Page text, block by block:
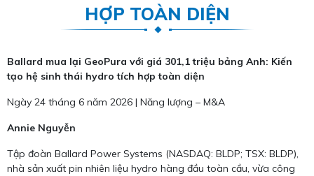
HỢP TOÀN DIỆN
Ballard mua lại GeoPura với giá 301,1 triệu bảng Anh: Kiến
tạo hệ sinh thái hydro tích hợp toàn diện
Ngày 24 tháng 6 năm 2026 | Năng lượng – M&A
Annie Nguyễn
Tập đoàn Ballard Power Systems (NASDAQ: BLDP; TSX: BLDP),
nhà sản xuất pin nhiên liệu hydro hàng đầu toàn cầu, vừa công